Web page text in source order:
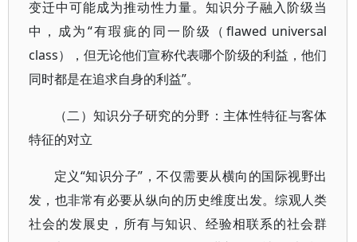
变迁中可能成为推动性力量。知识分子融入阶级当
中，成为“有瑕疵的同一阶级（flawed universal
class），但无论他们宣称代表哪个阶级的利益，他们
同时都是在追求自身的利益”。
（二）知识分子研究的分野：主体性特征与客体
特征的对立
定义“知识分子”，不仅需要从横向的国际视野出
发，也非常有必要从纵向的历史维度出发。综观人类
社会的发展史，所有与知识、经验相联系的社会群